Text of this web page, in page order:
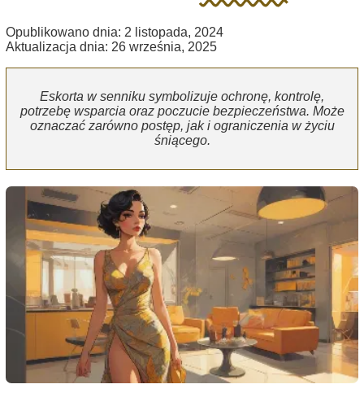
Opublikowano dnia: 2 listopada, 2024
Aktualizacja dnia: 26 września, 2025
Eskorta w senniku symbolizuje ochronę, kontrolę,
potrzebę wsparcia oraz poczucie bezpieczeństwa. Może
oznaczać zarówno postęp, jak i ograniczenia w życiu
śniącego.